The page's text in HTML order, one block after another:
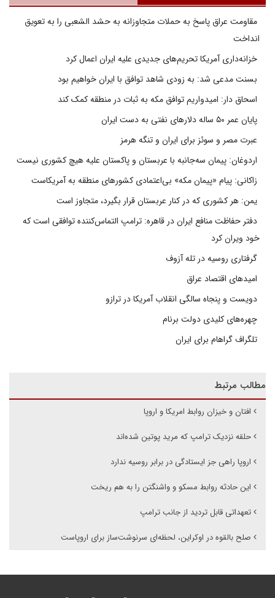
مقاومت عراق پاسخ به حملات متجاوزانه به حشد الشعبی را به تعویق
انداخت
خزانه‌داری آمریکا تحریم‌های جدیدی علیه ایران اعمال کرد
بسنت مدعی شد: به زودی شاهد توافق با ایران خواهیم بود
اسحاق دار: امیدواریم توافق مکه به ثبات در منطقه کمک کند
پایان عمر ۵۰ ساله دلارهای نفتی به دست ایران
عبرت مصر و سوئز برای ایران و تنگه هرمز
اردوغان: پیمان سه‌جانبه با عربستان و پاکستان علیه هیچ کشوری نیست
زاکانی: پیام «پیمان مکه» بی‌اعتمادی کشورهای منطقه به آمریکاست
یمن: هر کشوری که در کنار عربستان قرار بگیرد، متجاوز است
دفتر حفاظت منافع ایران در قاهره: ترامپ التماس‌کننده توافقی است که
خود ویران کرد
گرفتاری روسیه در تله آزوف
امیدهای اقتصاد عراق
دویست و پنجاه سالگی انقلاب آمریکا در ترازو
چهره‌های کلیدی دولت برنام
تلگراف گراهام برای ایران
مطالب مرتبط
افتان و خیزان روابط امریکا و اروپا
حلقه نزدیک ترامپ که مرید پوتین شده‌اند
اروپا راهی جز ایستادگی در برابر روسیه ندارد
این حادثه روابط مسکو و واشنگتن را به هم ریخت
تعهداتی قابل تردید از جانب ترامپ
صلح بالقوه در اوکراین، لحظه‌ای سرنوشت‌ساز برای اروپاست